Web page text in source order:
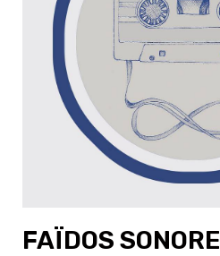
FAÏDOS SONORE